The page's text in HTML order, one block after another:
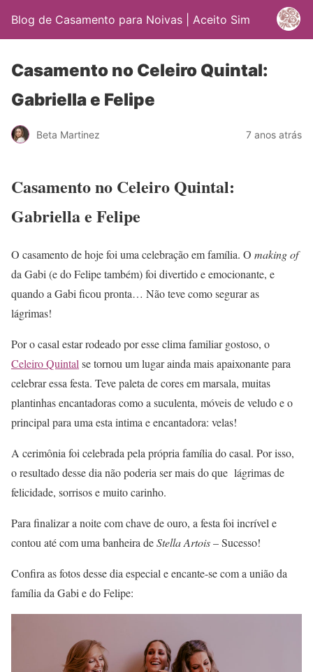
Blog de Casamento para Noivas | Aceito Sim
Casamento no Celeiro Quintal:
Gabriella e Felipe
Beta Martinez 7 anos atrás
Casamento no Celeiro Quintal:
Gabriella e Felipe
O casamento de hoje foi uma celebração em família. O making of
da Gabi (e do Felipe também) foi divertido e emocionante, e
quando a Gabi ficou pronta… Não teve como segurar as
lágrimas!
Por o casal estar rodeado por esse clima familiar gostoso, o
Celeiro Quintal se tornou um lugar ainda mais apaixonante para
celebrar essa festa. Teve paleta de cores em marsala, muitas
plantinhas encantadoras como a suculenta, móveis de veludo e o
principal para uma esta intima e encantadora: velas!
A cerimônia foi celebrada pela própria família do casal. Por isso,
o resultado desse dia não poderia ser mais do que lágrimas de
felicidade, sorrisos e muito carinho.
Para finalizar a noite com chave de ouro, a festa foi incrível e
contou até com uma banheira deStella Artois– Sucesso!
Confira as fotos desse dia especial e encante-se com a união da
família da Gabi e do Felipe: